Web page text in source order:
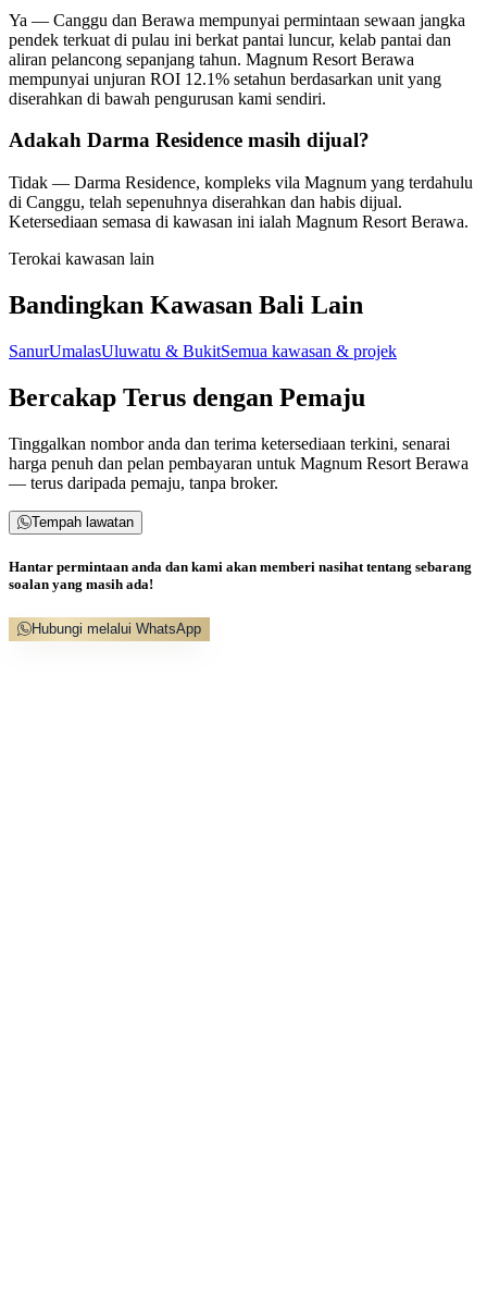
Ya — Canggu dan Berawa mempunyai permintaan sewaan jangka
pendek terkuat di pulau ini berkat pantai luncur, kelab pantai dan
aliran pelancong sepanjang tahun. Magnum Resort Berawa
mempunyai unjuran ROI 12.1% setahun berdasarkan unit yang
diserahkan di bawah pengurusan kami sendiri.
Adakah Darma Residence masih dijual?
Tidak — Darma Residence, kompleks vila Magnum yang terdahulu
di Canggu, telah sepenuhnya diserahkan dan habis dijual.
Ketersediaan semasa di kawasan ini ialah Magnum Resort Berawa.
Terokai kawasan lain
Bandingkan Kawasan Bali Lain
SanurUmalasUluwatu & BukitSemua kawasan & projek
Bercakap Terus dengan Pemaju
Tinggalkan nombor anda dan terima ketersediaan terkini, senarai
harga penuh dan pelan pembayaran untuk Magnum Resort Berawa
— terus daripada pemaju, tanpa broker.
Tempah lawatan
Hantar permintaan anda dan kami akan memberi nasihat tentang sebarang
soalan yang masih ada!
Hubungi melalui WhatsApp